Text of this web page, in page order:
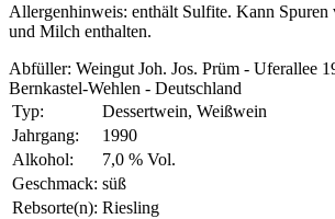
Allergenhinweis: enthält Sulfite. Kann
und Milch enthalten.
Abfüller: Weingut Joh. Jos. Prüm - Uferallee
Bernkastel-Wehlen - Deutschland
Typ:
Dessertwein, Weißwein
Jahrgang:
1990
Alkohol:
7,0 % Vol.
Geschmack: süß
Rebsorte(n): Riesling